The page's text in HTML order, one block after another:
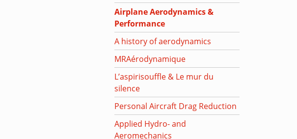
Airplane Aerodynamics &
Performance
A history of aerodynamics
MRAérodynamique
L’aspirisouffle & Le mur du
silence
Personal Aircraft Drag Reduction
Applied Hydro- and
Aeromechanics